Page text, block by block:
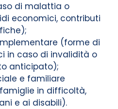
di malattia o
economici, contributi
(forme di
in caso di invalidità o
anticipato);
e familiare
in difficoltà,
e ai disabili).